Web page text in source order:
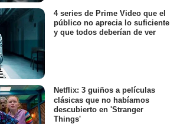
4 series de Prime Video que el
público no aprecia lo suficiente
y que todos deberían de ver
Netflix: 3 guiños a películas
clásicas que no habíamos
descubierto en 'Stranger
Things'